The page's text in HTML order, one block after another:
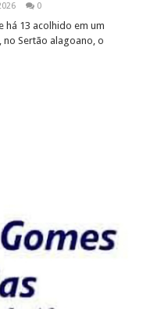
0
há 13 acolhido em um
Sertão alagoano, o